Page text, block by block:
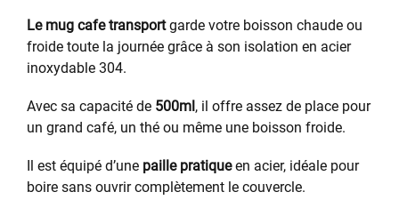
Le mug cafe transportgarde votre boisson chaude ou
froide toute la journée grâce à son isolation en acier
inoxydable 304.
Avec sa capacité de 500ml, il offre assez de place pour
un grand café, un thé ou même une boisson froide.
Il est équipé d’une paille pratiqueen acier, idéale pour
boire sans ouvrir complètement le couvercle.